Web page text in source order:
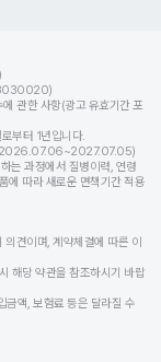
관한 사항(광고 유효기간 포
부터 1년입니다.
는 과정에서 질병이력, 연령
에 따라 새로운 면책기간 적용
의견이며, 계약체결에 따른 이
해당 약관을 참조하시기 바랍
금액, 보험료 등은 달라질 수